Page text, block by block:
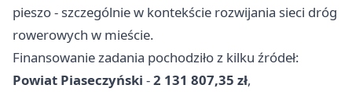
pieszo - szczególnie w kontekście rozwijania sieci dróg
rowerowych w mieście.
Finansowanie zadania pochodziło z kilku źródeł:
Powiat Piaseczyński -2 131 807,35 zł,